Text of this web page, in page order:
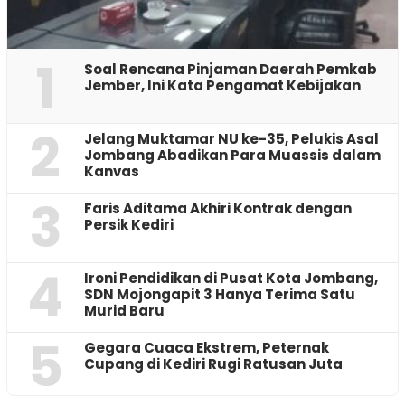
1
‎Soal Rencana Pinjaman Daerah Pemkab
Jember, Ini Kata Pengamat Kebijakan ‎
2
Jelang Muktamar NU ke-35, Pelukis Asal
Jombang Abadikan Para Muassis dalam
Kanvas
3
Faris Aditama Akhiri Kontrak dengan
Persik Kediri
4
Ironi Pendidikan di Pusat Kota Jombang,
SDN Mojongapit 3 Hanya Terima Satu
Murid Baru
5
‎Gegara Cuaca Ekstrem, Peternak
Cupang di Kediri Rugi Ratusan Juta